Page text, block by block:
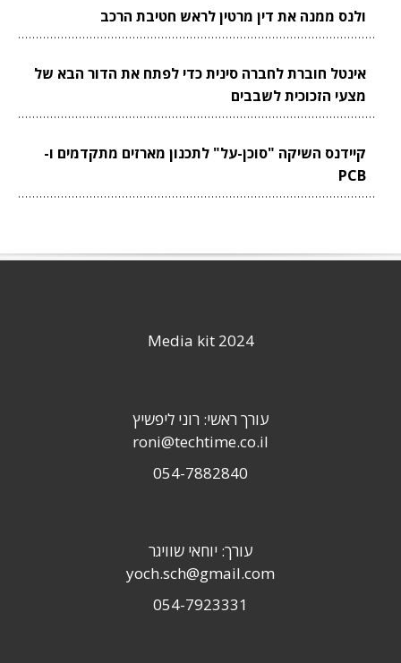
ולנס ממנה את דין מרטין לראש חטיבת הרכב
אינטל חוברת לחברה סינית כדי לפתח את הדור הבא של
מצעי הזכוכית לשבבים
קיידנס השיקה "סוכן-על" לתכנון מארזים מתקדמים ו-
PCB
Media kit 2024
עורך ראשי: רוני ליפשיץ
roni@techtime.co.il
054-7882840
עורך: יוחאי שוויגר
yoch.sch@gmail.com
054-7923331